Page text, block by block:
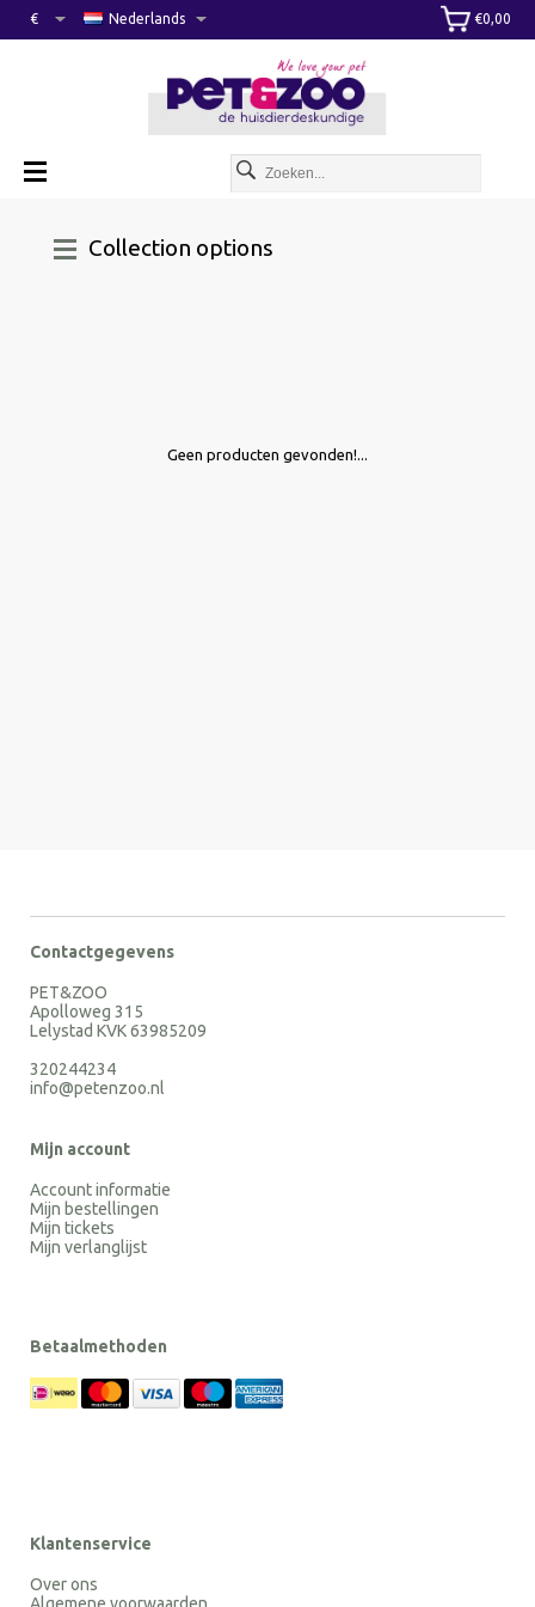
€0,00
Nederlands
€
Collection options
Geen producten gevonden!...
Contactgegevens
PET&ZOO
Apolloweg 315
Lelystad KVK 63985209
320244234
info@petenzoo.nl
Mijn account
Account informatie
Mijn bestellingen
Mijn tickets
Mijn verlanglijst
Betaalmethoden
Klantenservice
Over ons